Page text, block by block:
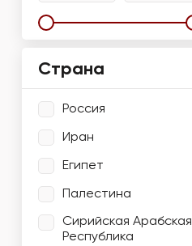
Страна
Россия
Иран
Египет
Палестина
Сирийская Арабская
Республика